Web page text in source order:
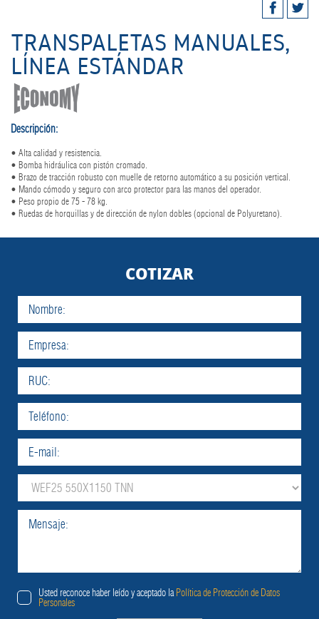
TRANSPALETAS MANUALES,
LÍNEA ESTÁNDAR
Descripción:
• Alta calidad y resistencia.
• Bomba hidráulica con pistón cromado.
• Brazo de tracción robusto con muelle de retorno automático a su posición vertical.
• Mando cómodo y seguro con arco protector para las manos del operador.
• Peso propio de 75 - 78 kg.
• Ruedas de horquillas y de dirección de nylon dobles (opcional de Polyuretano).
COTIZAR
Usted reconoce haber leído y aceptado laPolítica de Protección de Datos
Personales